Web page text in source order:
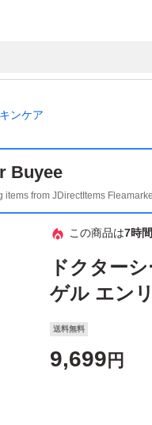
ンケア
Buyee
from JDirectItems
この商品は7時間
ドクター
ゲル エン
送料無料
9,699 円